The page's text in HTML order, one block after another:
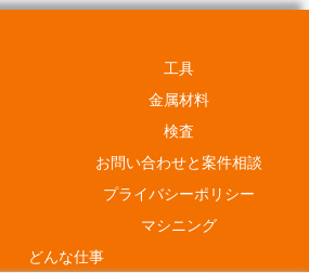
工具
金属材料
検査
お問い合わせと案件相談
プライバシーポリシー
マシニング
どんな仕事